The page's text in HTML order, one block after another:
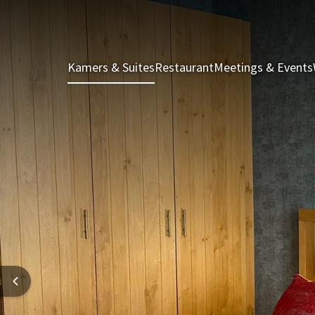
Kamers & SuitesRestaurantMeetings & Events